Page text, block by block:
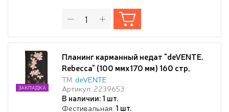
Планинг карманный недат "deVENTE.
Rebecca" (100 ммx170 мм) 160 стр,
черный, кремовая бумага 70 г/м²,
печать в 1 краску, твердая обложка из
искусственной кожи с поролоном,
ТМ: deVENTE
Артикул: 2239653
В наличии: 1 шт.
Фестивальная: 1 шт.
ЗАКЛАДКА